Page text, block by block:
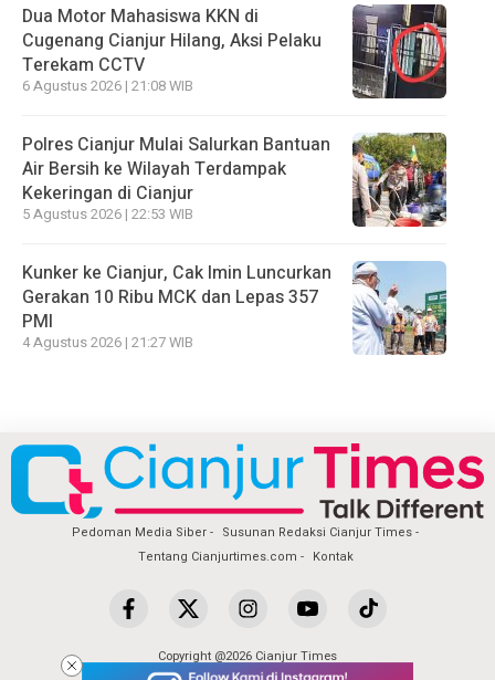
Dua Motor Mahasiswa KKN di
Cugenang Cianjur Hilang, Aksi Pelaku
Terekam CCTV
6 Agustus 2026 | 21:08 WIB
Polres Cianjur Mulai Salurkan Bantuan
Air Bersih ke Wilayah Terdampak
Kekeringan di Cianjur
5 Agustus 2026 | 22:53 WIB
Kunker ke Cianjur, Cak Imin Luncurkan
Gerakan 10 Ribu MCK dan Lepas 357
PMI
4 Agustus 2026 | 21:27 WIB
Pedoman Media Siber
Susunan Redaksi Cianjur Times
Tentang Cianjurtimes.com
Kontak
Copyright @2026 Cianjur Times